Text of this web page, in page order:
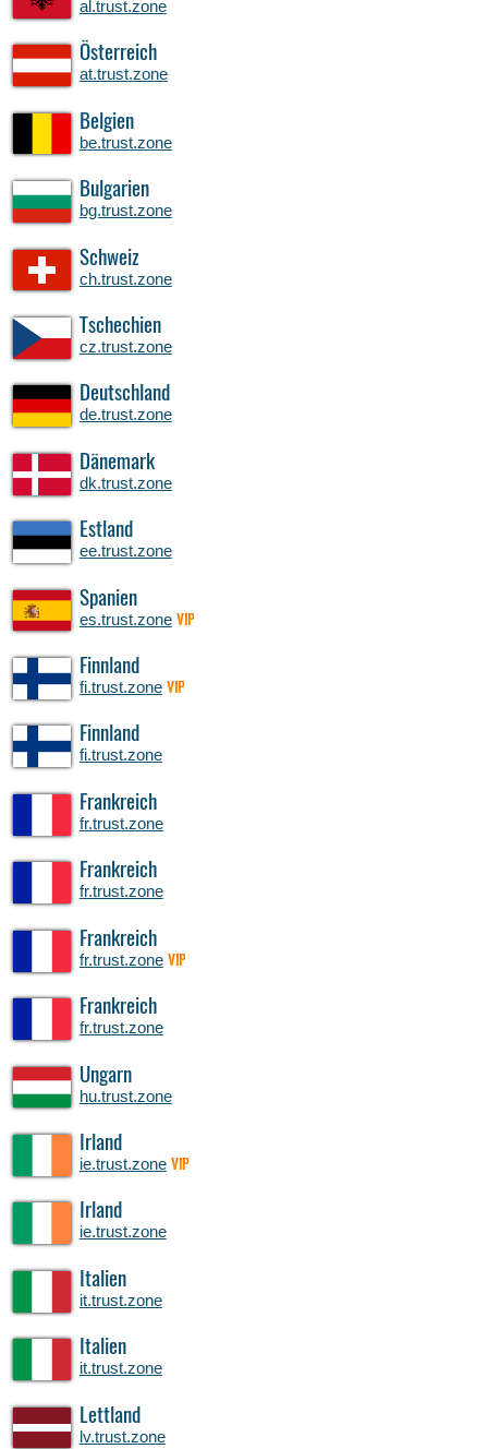
al.trust.zone
Österreich
at.trust.zone
Belgien
be.trust.zone
Bulgarien
bg.trust.zone
Schweiz
ch.trust.zone
Tschechien
cz.trust.zone
Deutschland
de.trust.zone
Dänemark
dk.trust.zone
Estland
ee.trust.zone
Spanien
es.trust.zone VIP
Finnland
fi.trust.zone VIP
Finnland
fi.trust.zone
Frankreich
fr.trust.zone
Frankreich
fr.trust.zone
Frankreich
fr.trust.zone VIP
Frankreich
fr.trust.zone
Ungarn
hu.trust.zone
Irland
ie.trust.zone VIP
Irland
ie.trust.zone
Italien
it.trust.zone
Italien
it.trust.zone
Lettland
lv.trust.zone